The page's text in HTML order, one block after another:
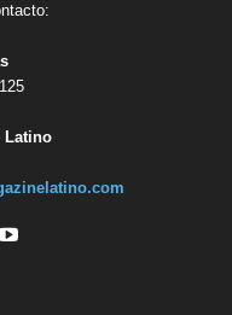
Latino